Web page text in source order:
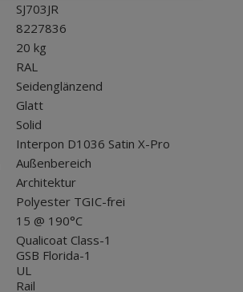
SJ703JR
8227836
20 kg
RAL
Seidenglänzend
Glatt
Solid
Interpon D1036 Satin X-Pro
Außenbereich
Architektur
Polyester TGIC-frei
15 @ 190°C
Qualicoat Class-1
GSB Florida-1
UL
Rail